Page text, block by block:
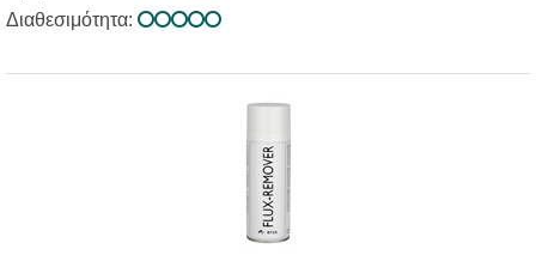
Διαθεσιμότητα: